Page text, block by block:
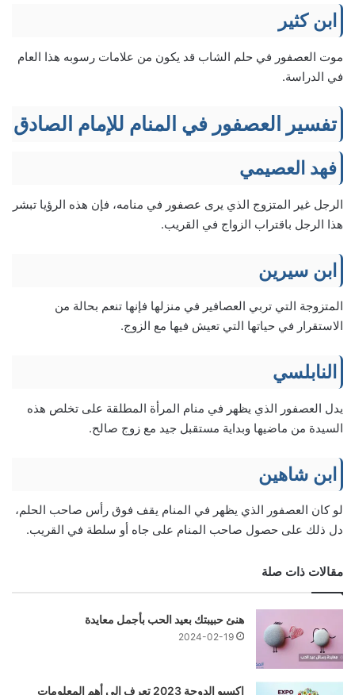
ابن كثير
موت العصفور في حلم الشاب قد يكون من علامات رسوبه هذا العام
في الدراسة.
تفسير العصفور في المنام للإمام الصادق
فهد العصيمي
الرجل غير المتزوج الذي يرى عصفور في منامه، فإن هذه الرؤيا تبشر
هذا الرجل باقتراب الزواج في القريب.
ابن سيرين
المتزوجة التي تربي العصافير في منزلها فإنها تنعم بحالة من
الاستقرار في حياتها التي تعيش فيها مع الزوج.
النابلسي
يدل العصفور الذي يظهر في منام المرأة المطلقة على تخلص هذه
السيدة من ماضيها وبداية مستقبل جيد مع زوج صالح.
ابن شاهين
لو كان العصفور الذي يظهر في المنام يقف فوق رأس صاحب الحلم،
دل ذلك على حصول صاحب المنام على جاه أو سلطة في القريب.
مقالات ذات صلة
هنئ حبيبتك بعيد الحب بأجمل معايدة
2024-02-19
اكسبو الدوحة 2023 تعرف إلى أهم المعلومات